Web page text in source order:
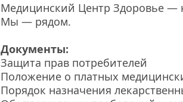
Медицинский Центр Здоровье —
Мы — рядом.
Документы:
Защита прав потребителей
Положение о платных
Порядок назначения